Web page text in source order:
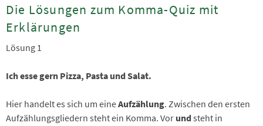
Die Lösungen zum Komma-Quiz mit
Erklärungen
Lösung 1
Ich esse gern Pizza, Pasta und Salat.
Hier handelt es sich um eineAufzählung. Zwischen den ersten
Aufzählungsgliedern steht ein Komma. Vor undsteht in